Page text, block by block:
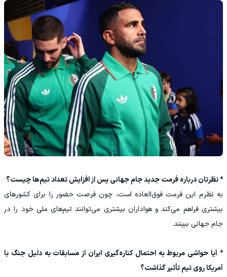
* نظرتان درباره فرمت جدید جام جهانی پس از افزایش تعداد تیم‌ها چیست؟
به نظرم این فرمت فوق‌العاده است، چون فرصت حضور را برای کشورهای
بیشتری فراهم می‌کند و هواداران بیشتری می‌توانند تیم‌های ملی خود را در
جام جهانی ببینند.
* آیا حواشی مربوط به احتمال کناره‌گیری ایران از مسابقات به دلیل جنگ با
آمریکا روی تیم تأثیر گذاشت؟